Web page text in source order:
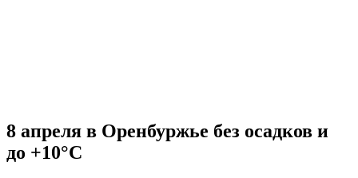
8 апреля в Оренбуржье без осадков и
до +10°C